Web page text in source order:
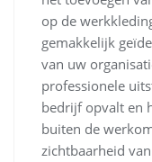
op de
gemakkelijk
van uw
professionele
bedrijf opvalt en
buiten de
zichtbaarheid